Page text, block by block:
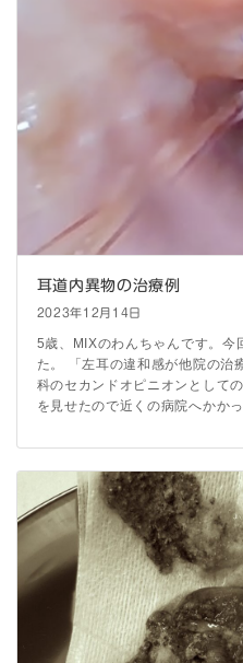
耳道内異物の治療例
2023年12月14日
5歳、MIXのわんちゃんです。今
た。 「左耳の違和感が他院の治
科のセカンドオピニオンとして
を見せたので近くの病院へかか